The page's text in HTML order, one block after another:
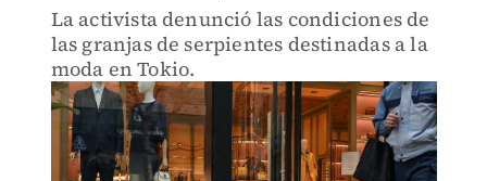
La activista denunció las condiciones de
las granjas de serpientes destinadas a la
moda en Tokio.